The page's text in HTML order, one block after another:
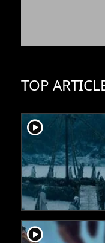
TOP
player2
player2